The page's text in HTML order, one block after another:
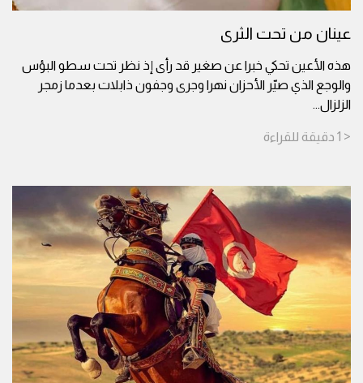
عينان من تحت الثرى
هذه الأعين تحكي خبرا عن صغير قد رأى إذ نظر تحت سطو البؤس
والوجع الذي صيّر الأحزان نهرا وجرى وجفون ذابلات بعدما زمجر
الزلزال...
< 1 دقيقة للقراءة